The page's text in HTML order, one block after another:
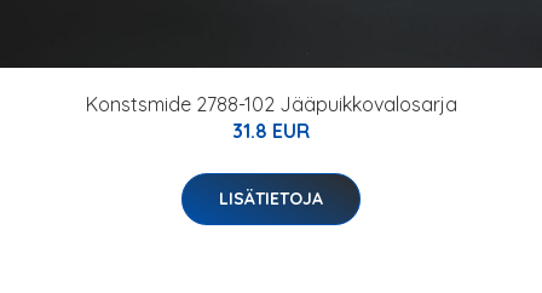
Konstsmide 2788-102 Jääpuikkovalosarja
31.8 EUR
LISÄTIETOJA